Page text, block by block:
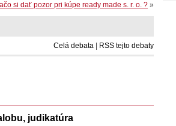
si dať pozor pri kúpe ready made s. r. o. ? »
Celá debata RSS tejto debaty
judikatúra